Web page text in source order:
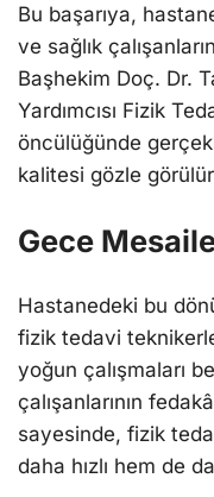
Bu başarıya,
ve sağlık
Başhekim Doç. Dr.
Yardımcısı Fizik
öncülüğünde
kalitesi gözle
Gece
Hastanedeki bu
fizik tedavi
yoğun çalışmaları
çalışanlarının
sayesinde, fizik
daha hızlı hem de